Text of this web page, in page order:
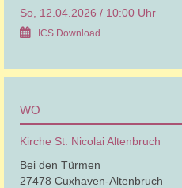
So, 12.04.2026 / 10:00 Uhr
ICS Download
WO
Kirche St. Nicolai Altenbruch
Bei den Türmen
27478 Cuxhaven-Altenbruch